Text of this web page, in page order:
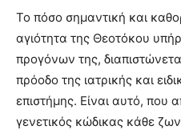
Το πόσο σημαντική και
αγιότητα της Θεοτόκου
προγόνων της,
πρόοδο της ιατρικής και
επιστήμης. Είναι αυτό, που
γενετικός κώδικας κάθε